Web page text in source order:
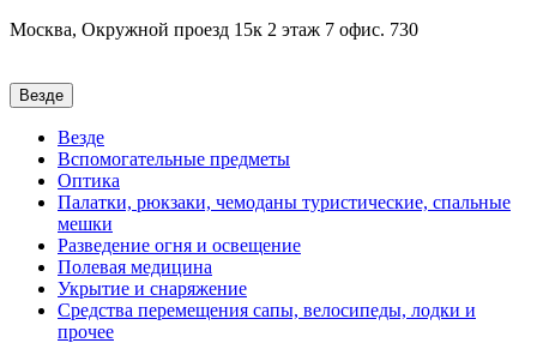
Москва, Окружной проезд 15к 2 этаж 7 офис. 730
Везде
Везде
Вспомогательные предметы
Оптика
Палатки, рюкзаки, чемоданы туристические, спальные
мешки
Разведение огня и освещение
Полевая медицина
Укрытие и снаряжение
Средства перемещения сапы, велосипеды, лодки и
прочее